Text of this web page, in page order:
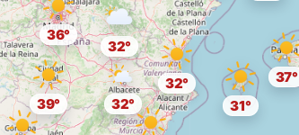
36°
32° 37°
32°
39° 31°
32°